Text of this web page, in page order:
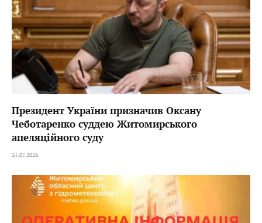
Президент України призначив Оксану
Чеботаренко суддею Житомирського
апеляційного суду
31.07.2026